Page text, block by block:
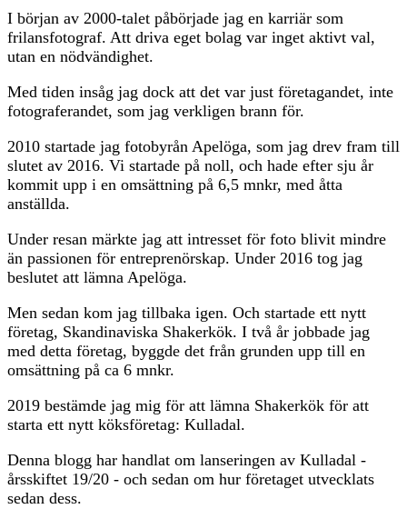
I början av 2000-talet påbörjade jag en karriär som
frilansfotograf. Att driva eget bolag var inget aktivt val,
utan en nödvändighet.
Med tiden insåg jag dock att det var just företagandet, inte
fotograferandet, som jag verkligen brann för.
2010 startade jag fotobyrån Apelöga, som jag drev fram till
slutet av 2016. Vi startade på noll, och hade efter sju år
kommit upp i en omsättning på 6,5 mnkr, med åtta
anställda.
Under resan märkte jag att intresset för foto blivit mindre
än passionen för entreprenörskap. Under 2016 tog jag
beslutet att lämna Apelöga.
Men sedan kom jag tillbaka igen. Och startade ett nytt
företag, Skandinaviska Shakerkök. I två år jobbade jag
med detta företag, byggde det från grunden upp till en
omsättning på ca 6 mnkr.
2019 bestämde jag mig för att lämna Shakerkök för att
starta ett nytt köksföretag: Kulladal.
Denna blogg har handlat om lanseringen av Kulladal -
årsskiftet 19/20 - och sedan om hur företaget utvecklats
sedan dess.